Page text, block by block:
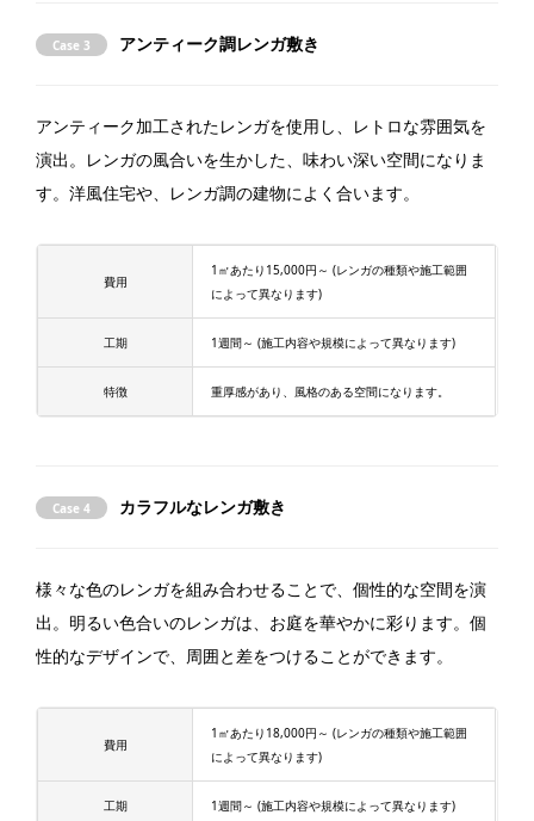
Case 3 アンティーク調レンガ敷き
アンティーク加工されたレンガを使用し、レトロな雰囲気を
演出。レンガの風合いを生かした、味わい深い空間になりま
す。洋風住宅や、レンガ調の建物によく合います。
費用
1㎡あたり15,000円～ (レンガの種類や施工範囲
によって異なります)
工期 1週間～ (施工内容や規模によって異なります)
特徴 重厚感があり、風格のある空間になります。
Case 4 カラフルなレンガ敷き
様々な色のレンガを組み合わせることで、個性的な空間を演
出。明るい色合いのレンガは、お庭を華やかに彩ります。個
性的なデザインで、周囲と差をつけることができます。
費用
1㎡あたり18,000円～ (レンガの種類や施工範囲
によって異なります)
工期 1週間～ (施工内容や規模によって異なります)